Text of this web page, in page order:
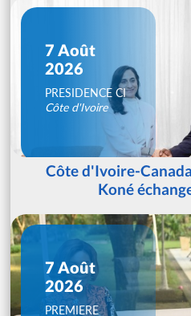
7 Août
2026
PRESIDENCE CI
Côte d'Ivoire
Côte d'Ivoire-
Koné
7 Août
2026
PREMIERE